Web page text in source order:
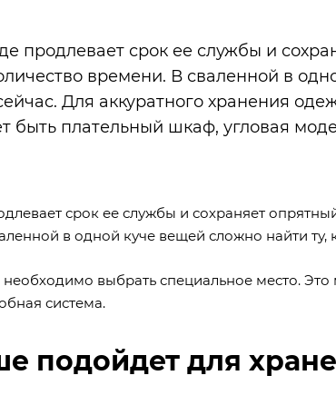
продлевает срок ее службы и
времени. В сваленной в
Для аккуратного хранения
быть плательный шкаф, угловая
срок ее службы и сохраняет
в одной куче вещей сложно найти ту,
выбрать специальное место.
система.
подойдет для